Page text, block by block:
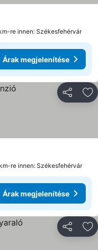
re innen: Székesfehérvár
Árak megjelenítése
re innen: Székesfehérvár
Árak megjelenítése